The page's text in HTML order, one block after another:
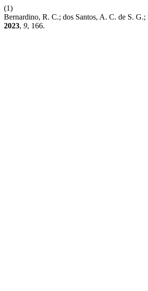
(1)
Bernardino, R. C.; dos Santos, A. C. de
2023, 9, 166.